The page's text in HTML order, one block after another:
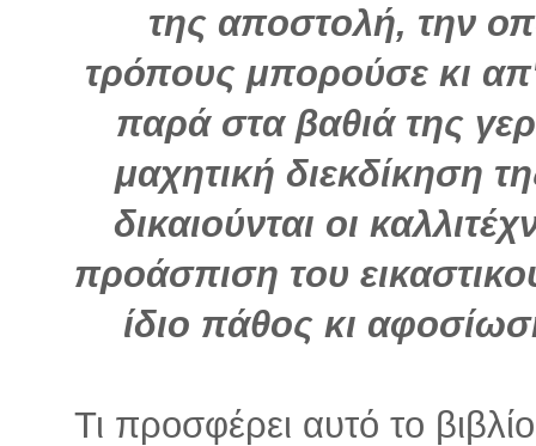
της αποστολή, την
τρόπους μπορούσε κι
παρά στα βαθιά της
μαχητική διεκδίκηση
δικαιούνται οι
προάσπιση του
ίδιο πάθος κι
Τι προσφέρει αυτό το